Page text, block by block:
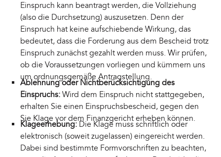
Einspruch kann beantragt werden, die Vollziehung
(also die Durchsetzung) auszusetzen. Denn der
Einspruch hat keine aufschiebende Wirkung, das
bedeutet, dass die Forderung aus dem Bescheid trotz
Einspruch zunächst gezahlt werden muss. Wir prüfen,
ob die Voraussetzungen vorliegen und kümmern uns
um ordnungsgemäße Antragstellung.
Ablehnung oder Nichtberücksichtigung des
Einspruchs:Wird dem Einspruch nicht stattgegeben,
erhalten Sie einen Einspruchsbescheid, gegen den
Sie Klage vor dem Finanzgericht erheben können.
Klageerhebung:Die Klage muss schriftlich oder
elektronisch (soweit zugelassen) eingereicht werden.
Dabei sind bestimmte Formvorschriften zu beachten,